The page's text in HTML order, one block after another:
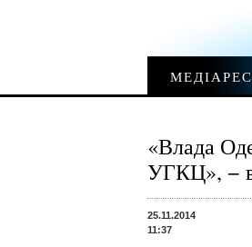
«Влада
УГКЦ», −
25.11.2014
11:37